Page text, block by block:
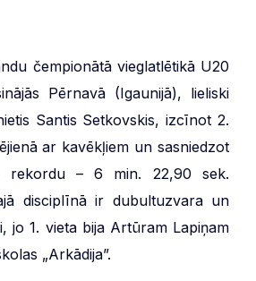
čempionātā vieglatlētikā U20
Pērnavā (Igaunijā), lieliski
Santis Setkovskis, izcīnot 2.
ar kavēkļiem un sasniedzot
rekordu – 6 min. 22,90 sek.
disciplīnā ir dubultuzvara un
jo 1. vieta bija Artūram Lapiņam
„Arkādija”.